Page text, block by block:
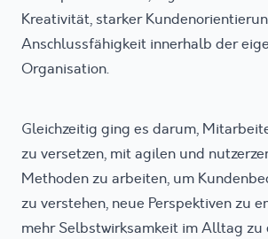
Kreativität, starker
Anschlussfähigkeit innerhalb der
Organisation.
Gleichzeitig ging es darum,
zu versetzen, mit agilen und
Methoden zu arbeiten, um
zu verstehen, neue Perspektiven zu
mehr Selbstwirksamkeit im Alltag zu